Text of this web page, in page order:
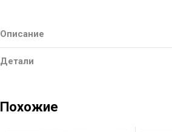
Описание
Детали
Похожие